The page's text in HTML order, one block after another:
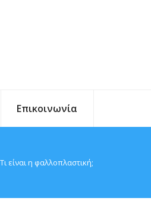
Επικοινωνία
Τι είναι η φαλλοπλαστική;